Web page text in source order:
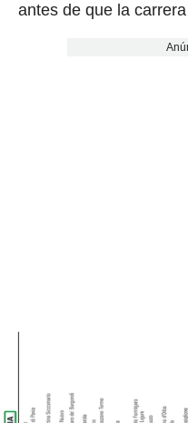
antes de que la